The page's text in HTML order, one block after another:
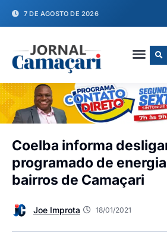
7 DE AGOSTO DE 2026
Coelba informa
programado de
bairros de Camaçari
Joe Improta 18/01/2021